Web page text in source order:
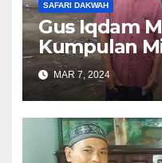
SAFARI DAKWAH
Gus Iqdam
Kumpulan
Muhammad
MAR 7, 2024